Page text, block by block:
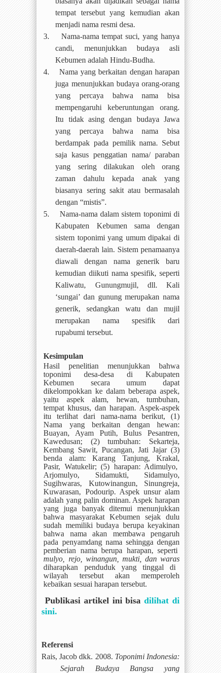
tempat tersebut yang kemudian akan
menjadi nama resmi desa.
3.
Nama-nama tempat suci, yang hanya
candi, menunjukkan budaya asli
Kebumen adalah Hindu-Budha.
4.
Nama yang berkaitan dengan harapan
juga menunjukkan budaya orang-orang
yang percaya bahwa nama bisa
mempengaruhi keberuntungan orang.
Itu tidak asing dengan budaya Jawa
yang percaya bahwa nama bisa
berdampak pada pemilik nama. Sebut
saja kasus penggatian nama/ paraban
yang sering dilakukan oleh orang
zaman dahulu kepada anak yang
biasanya sering sakit atau bermasalah
dengan “mistis”.
5.
Nama-nama dalam sistem toponimi di
Kabupaten Kebumen sama dengan
sistem toponimi yang umum dipakai di
daerah-daerah lain. Sistem penamaanya
diawali dengan nama generik baru
kemudian diikuti nama spesifik, seperti
Kaliwatu, Gunungmujil, dll. Kali
‘sungai’ dan gunung merupakan nama
generik, sedangkan watu dan mujil
merupakan nama spesifik dari
rupabumi tersebut.
Kesimpulan
Hasil penelitian menunjukkan bahwa
toponimi desa-desa di Kabupaten
Kebumen secara umum dapat
dikelompokkan ke dalam beberapa aspek,
yaitu aspek alam, hewan, tumbuhan,
tempat khusus, dan harapan. Aspek-aspek
itu terlihat dari nama-nama berikut, (1)
Nama yang berkaitan dengan hewan:
Buayan, Ayam Putih, Bulus Pesantren,
Kawedusan; (2) tumbuhan: Sekarteja,
Kembang Sawit, Pucangan, Jati Jajar (3)
benda alam: Karang Tanjung, Krakal,
Pasir, Watukelir; (5) harapan: Adimulyo,
Arjomulyo, Sidamukti, Sidamulyo,
Sugihwaras, Kutowinangun, Sinungreja,
Kuwarasan, Podourip. Aspek unsur alam
adalah yang palin dominan. Aspek harapan
yang juga banyak ditemui menunjukkan
bahwa masyarakat Kebumen sejak dulu
sudah memiliki budaya berupa keyakinan
bahwa nama akan membawa pengaruh
pada penyamdang nama sehingga dengan
pemberian nama berupa harapan, seperti
mulyo, rejo, winangun, mukti, dan waras
diharapkan penduduk yang tinggal di
wilayah tersebut akan memperoleh
kebaikan sesuai harapan tersebut.
Publikasi artikel ini bisadilihat di
sini.
Referensi
Rais, Jacob dkk. 2008. Toponimi Indonesia:
Sejarah Budaya Bangsa yang